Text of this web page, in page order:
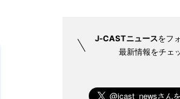
J-CASTニュースをフ
最新情報をチェ